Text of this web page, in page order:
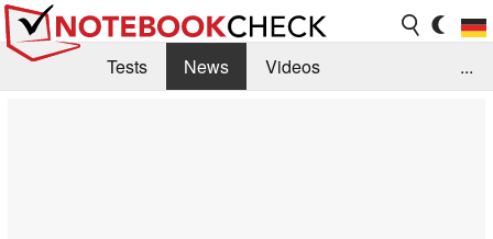
Tests News
Videos
...